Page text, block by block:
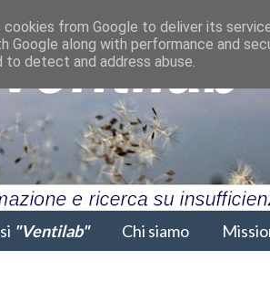
"Ventilab" Chi siamo
cookies from Google to deliver its
Google along with performance and
to detect and address abuse.